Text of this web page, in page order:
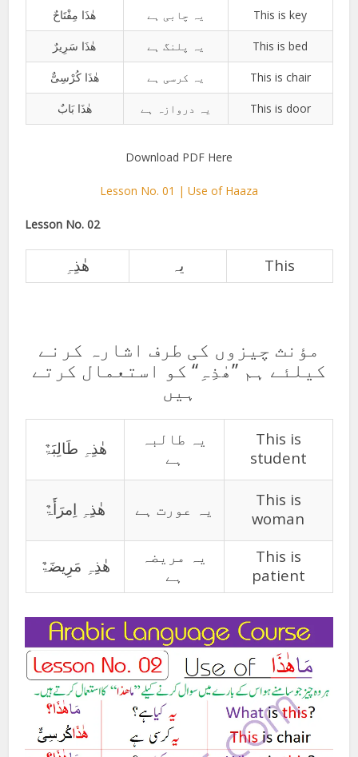
ھٰذَا مِفْتَاحٌ یہ چابی ہے This is key
ھٰذَا سَرِیرٌ یہ پلنگ ہے This is bed
ھٰذَا کُرْسِیٌّ یہ کرسی ہے This is chair
ھٰذَا بَابٌ یہ دروازہ ہے This is door
Download PDF Here
Lesson No. 01 | Use of Haaza
Lesson No. 02
ھٰذِہِ یہ This
مؤنث چیزوں کی طرف اشارہ کرنے
کیلئے ہم ’’ھٰذِہِ‘‘ کو استعمال کرتے
ہیں
ھٰذِہِ طَالِبَۃٌ
یہ طالبہ
ہے
This is
student
ھٰذِہِ اِمرَأَۃٌ یہ عورت ہے
This is
woman
ھٰذِہِ مَرِیضَۃٌ
یہ مریضہ
ہے
This is
patient